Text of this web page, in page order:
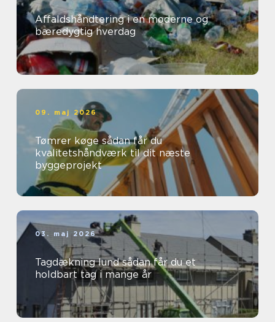
Affaldshåndtering i en moderne og
bæredygtig hverdag
09. maj 2026
Tømrer køge sådan får du
kvalitetshåndværk til dit næste
byggeprojekt
03. maj 2026
Tagdækning lund sådan får du et
holdbart tag i mange år